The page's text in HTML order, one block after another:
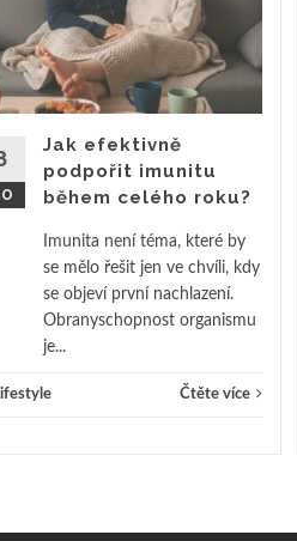
Jak efektivně
podpořit imunitu
během celého roku?
Imunita není téma, které by
se mělo řešit jen ve chvíli, kdy
se objeví první nachlazení.
Obranyschopnost organismu
je...
Čtěte více